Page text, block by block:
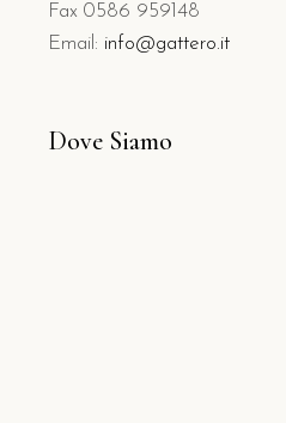
Fax 0586 959148
Email: info@gattero.it
Dove Siamo